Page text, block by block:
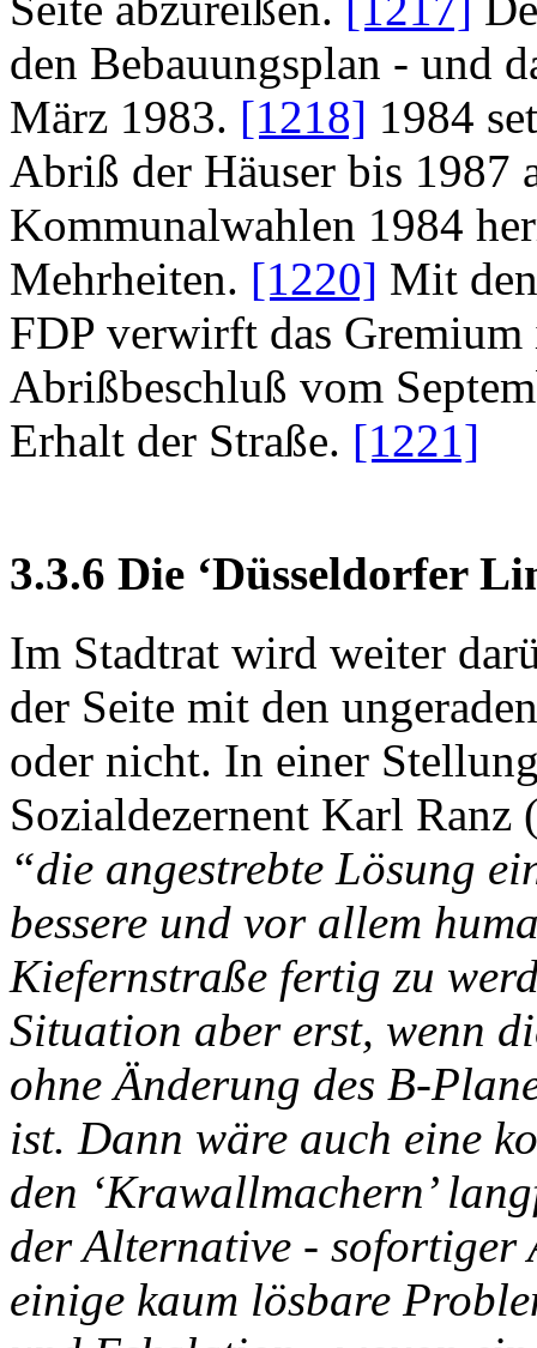
den Bebauungsplan - und
März 1983. [1218] 1984
Abriß der Häuser bis 1987
Kommunalwahlen 1984
Mehrheiten. [1220] Mit
FDP verwirft das
Abrißbeschluß vom
Erhalt der Straße. [1221]
3.3.6 Die ‘Düsseldorfer
Im Stadtrat wird weiter
der Seite mit den
oder nicht. In einer
Sozialdezernent Karl Ranz
“die angestrebte Lösung
bessere und vor allem
Kiefernstraße fertig zu
Situation aber erst, wenn
ohne Änderung des B-
ist. Dann wäre auch eine
den ‘Krawallmachern’
der Alternative -
einige kaum lösbare